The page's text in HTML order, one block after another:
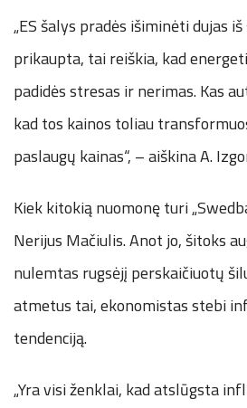
„ES šalys pradės išiminėti dujas
prikaupta, tai reiškia, kad
padidės stresas ir nerimas. Kas
kad tos kainos toliau
paslaugų kainas“, – aiškina A.
Kiek kitokią nuomonę turi
Nerijus Mačiulis. Anot jo, šitoks
nulemtas rugsėjį perskaičiuotų
atmetus tai, ekonomistas stebi
tendenciją.
„Yra visi ženklai, kad atslūgsta